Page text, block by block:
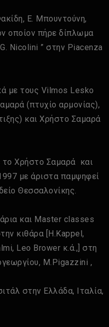
Ε. Μπουντούνη,
οποίον πήρε δίπλωμα
Nicolini ” στην Piacenza
με τους Vilmos Lesko
(πτυχίο αρμονίας),
και Χρήστο Σαμαρά
το Χρήστο Σαμαρά και
με άριστα παμψηφεί
Θεσσαλονίκης.
και Μaster classes
κιθάρα [H.Kappel,
Leo Brower κ.ά.,] στη
M.Pigazzini ,
στην Ελλάδα, Ιταλία,